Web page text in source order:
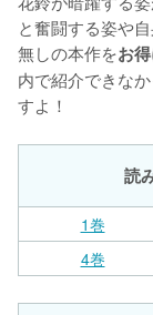
と奮闘する姿や
無しの本作をお
内で紹介できな
すよ！
読
1巻
4巻